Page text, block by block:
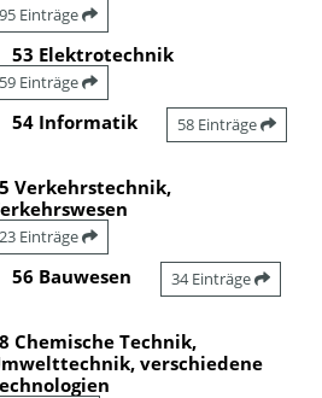
95 Einträge
53 Elektrotechnik
59 Einträge
54 Informatik 58 Einträge
Verkehrstechnik,
23 Einträge
56 Bauwesen 34 Einträge
Chemische Technik,
verschiedene